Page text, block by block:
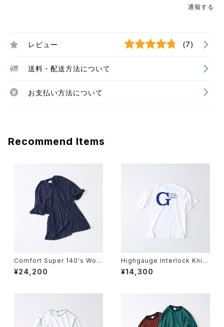
通報する
レビュー (7)
送料・配送方法について
お支払い方法について
Recommend Items
Comfort Super 140's Wool
Rib Crew Neck Short Slee
ve T
¥24,200
Highgauge Interlock Knit
GGG Staff T / 04
¥14,300